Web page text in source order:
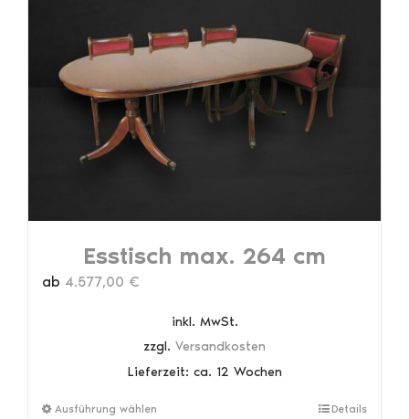
Optionen
können
auf
der
Produktseite
Esstisch max. 264 cm
ab 4.577,00 €
inkl. MwSt.
zzgl. Versandkosten
Lieferzeit: ca. 12 Wochen
Ausführung wählen Details